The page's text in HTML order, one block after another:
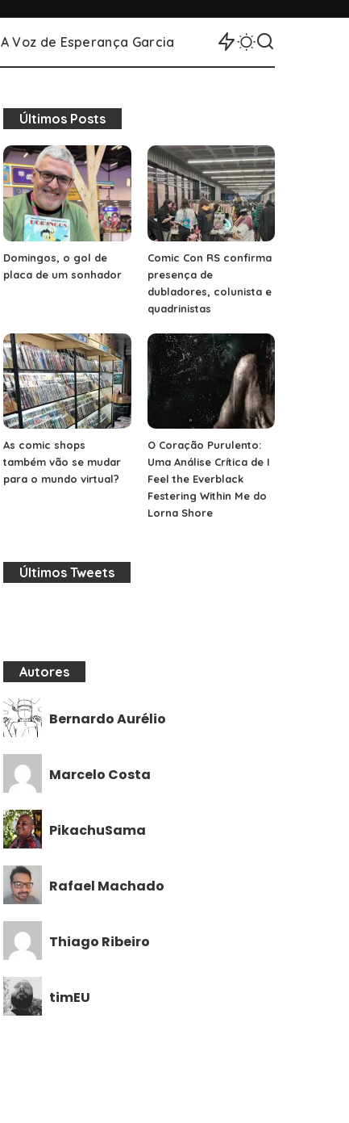
A Voz de Esperança Garcia
Últimos Posts
Domingos, o gol de
placa de um sonhador
Comic Con RS confirma
presença de
dubladores, colunista e
quadrinistas
As comic shops
também vão se mudar
para o mundo virtual?
O Coração Purulento:
Uma Análise Crítica de I
Feel the Everblack
Festering Within Me do
Lorna Shore
Últimos Tweets
Autores
Bernardo Aurélio
Marcelo Costa
PikachuSama
Rafael Machado
Thiago Ribeiro
timEU